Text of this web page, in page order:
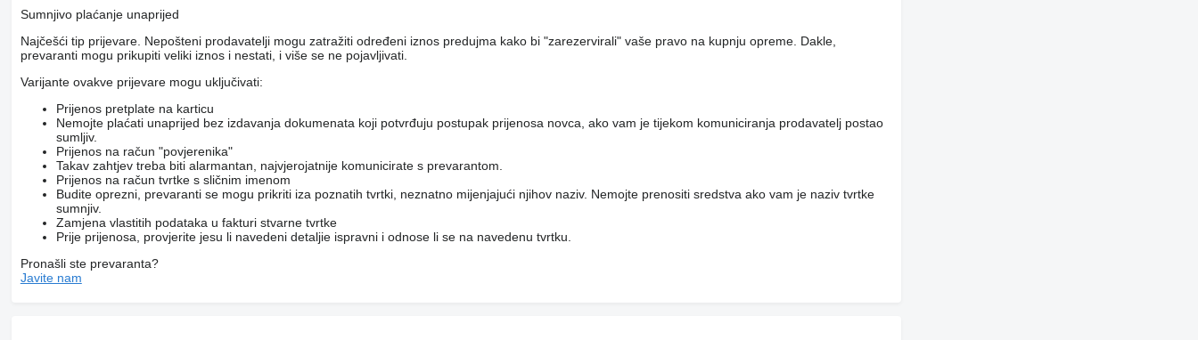
Sumnjivo plaćanje unaprijed
Najčešći tip prijevare. Nepošteni prodavatelji mogu zatražiti određeni iznos predujma kako bi "zarezervirali" vaše pravo na kupnju opreme. Dakle,
prevaranti mogu prikupiti veliki iznos i nestati, i više se ne pojavljivati.
Varijante ovakve prijevare mogu uključivati:
Prijenos pretplate na karticu
Nemojte plaćati unaprijed bez izdavanja dokumenata koji potvrđuju postupak prijenosa novca, ako vam je tijekom komuniciranja prodavatelj postao
sumljiv.
Prijenos na račun "povjerenika"
Takav zahtjev treba biti alarmantan, najvjerojatnije komunicirate s prevarantom.
Prijenos na račun tvrtke s sličnim imenom
Budite oprezni, prevaranti se mogu prikriti iza poznatih tvrtki, neznatno mijenjajući njihov naziv. Nemojte prenositi sredstva ako vam je naziv tvrtke
sumnjiv.
Zamjena vlastitih podataka u fakturi stvarne tvrtke
Prije prijenosa, provjerite jesu li navedeni detaljie ispravni i odnose li se na navedenu tvrtku.
Pronašli ste prevaranta?
Javite nam